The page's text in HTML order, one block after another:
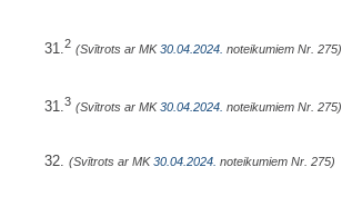
31.2 (Svītrots ar MK30.04.2024. noteikumiem Nr. 275)
31.3 (Svītrots ar MK30.04.2024. noteikumiem Nr. 275)
32. (Svītrots ar MK30.04.2024. noteikumiem Nr. 275)